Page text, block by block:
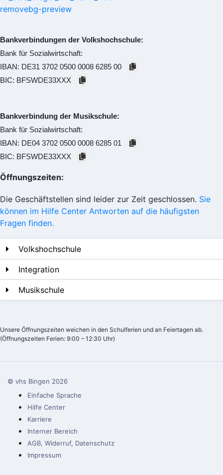
Bankverbindungen der Volkshochschule:
Bank für Sozialwirtschaft:
IBAN: DE31 3702 0500 0008 6285 00
BIC: BFSWDE33XXX
Bankverbindung der Musikschule:
Bank für Sozialwirtschaft:
IBAN: DE04 3702 0500 0008 6285 01
BIC: BFSWDE33XXX
Öffnungszeiten:
Die Geschäftstellen sind leider zur Zeit geschlossen. Sie
können im Hilfe Center Antworten auf die häufigsten
Fragen finden.
Volkshochschule
Integration
Musikschule
Unsere Öffnungszeiten weichen in den Schulferien und an Feiertagen ab.
(Öffnungszeiten Ferien: 9:00 – 12:30 Uhr)
© vhs Bingen 2026
Einfache Sprache
Hilfe Center
Karriere
Interner Bereich
AGB, Widerruf, Datenschutz
Impressum